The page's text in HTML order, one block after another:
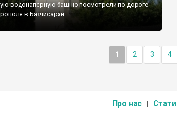
водонапорную башню посмотрели по дороге
в Бахчисарай.
1 2 3 4
Про нас